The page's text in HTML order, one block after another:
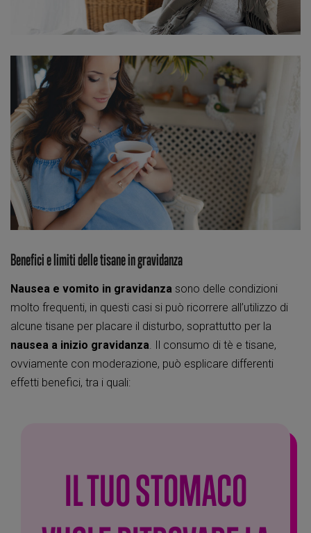
Benefici e limiti delle tisane in gravidanza
Nausea e vomito in gravidanza sono delle condizioni
molto frequenti, in questi casi si può ricorrere all’utilizzo di
alcune tisane per placare il disturbo, soprattutto per la
nausea a inizio gravidanza. Il consumo di tè e tisane,
ovviamente con moderazione, può esplicare differenti
effetti benefici, tra i quali:
IL TUO STOMACO